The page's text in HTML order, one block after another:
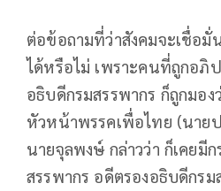
ต่อข้อถามที่ว่าสังคมจะเชื่อ
ได้หรือไม่ เพราะคนที่ถูกอภิ
อธิบดีกรมสรรพากร ก็ถูกมอง
หัวหน้าพรรคเพื่อไทย (นาย
นายจุลพงษ์ กล่าวว่า ก็เคยมี
สรรพากร อดีตรองอธิบดีกร